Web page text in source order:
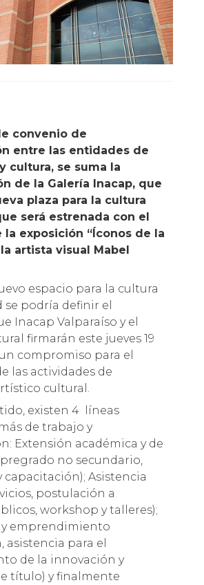
convenio de
entre las entidades de
cultura, se suma la
de la Galería Inacap, que
plaza para la cultura
será estrenada con el
exposición “Íconos de la
artista visual Mabel
espacio para la cultura
se podría definir el
Inacap Valparaíso y el
firmarán este jueves 19
compromiso para el
las actividades de
cultural.
existen 4 líneas
de trabajo y
Extensión académica y de
no secundario,
capacitación); Asistencia
postulación a
workshop y talleres);
emprendimiento
asistencia para el
de la innovación y
título) y finalmente